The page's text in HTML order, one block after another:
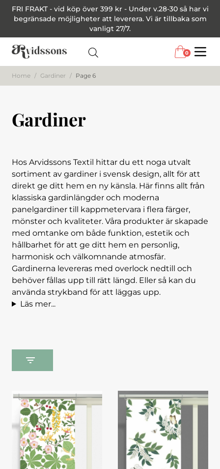
FRI FRAKT - vid köp över 399 kr - Under v.28-30 så har vi
begränsade möjligheter att leverera. Vi är tillbaka som
vanligt 27/7.
0
Home / Gardiner / Page 6
Gardiner
Hos Arvidssons Textil hittar du ett noga utvalt
sortiment av gardiner i svensk design, allt för att
direkt ge ditt hem en ny känsla. Här finns allt från
klassiska gardinlängder och moderna
panelgardiner till kappmetervara i flera färger,
mönster och kvaliteter. Våra produkter är skapade
med omtanke om både funktion, estetik och
hållbarhet för att ge ditt hem en personlig,
harmonisk och välkomnande atmosfär.
Gardinerna levereras med overlock nedtill och
behöver fållas upp till rätt längd. Eller så kan du
använda strykband för att läggas upp.
Läs mer...